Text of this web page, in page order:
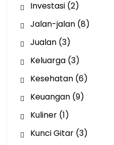
Investasi(2)
Jalan-jalan(8)
Jualan(3)
Keluarga(3)
Kesehatan(6)
Keuangan(9)
Kuliner(1)
Kunci Gitar(3)